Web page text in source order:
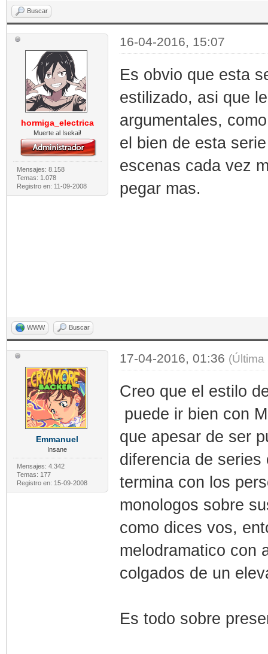
Buscar
hormiga_electrica
Muerte al Isekai!
Mensajes: 8.158
Temas: 1.078
Registro en: 11-09-2008
16-04-2016, 15:07
Es obvio que esta
estilizado, asi que
argumentales,
el bien de esta
escenas cada vez
pegar mas.
WWW Buscar
Emmanuel
Insane
Mensajes: 4.342
Temas: 177
Registro en: 15-09-2008
17-04-2016, 01:36
Creo que el estilo
puede ir bien con
que apesar de ser
diferencia de
termina con los
monologos sobre
como dices vos,
melodramatico con
colgados de un
Es todo sobre